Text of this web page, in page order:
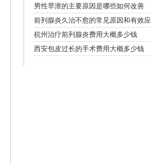
什么
男性早泄的主要原因是哪些如何改善
前列腺炎久治不愈的常见原因和有效应
对方法
杭州治疗前列腺炎费用大概多少钱
西安包皮过长的手术费用大概多少钱